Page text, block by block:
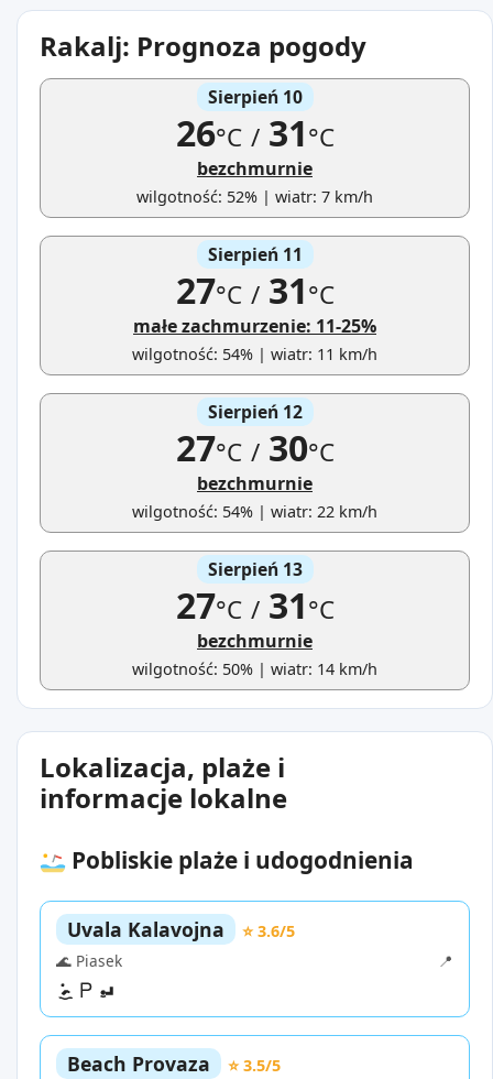
Rakalj: Prognoza pogody
Sierpień 10
26°C /31°C
bezchmurnie
wilgotność: 52% | wiatr: 7 km/h
Sierpień 11
27°C /31°C
małe zachmurzenie: 11-25%
wilgotność: 54% | wiatr: 11 km/h
Sierpień 12
27°C /30°C
bezchmurnie
wilgotność: 54% | wiatr: 22 km/h
Sierpień 13
27°C /31°C
bezchmurnie
wilgotność: 50% | wiatr: 14 km/h
Lokalizacja, plaże i
informacje lokalne
Pobliskie plaże i udogodnienia
Uvala Kalavojna
⭐ 3.6/5
🌊 Piasek
📍
Beach Provaza
⭐ 3.5/5